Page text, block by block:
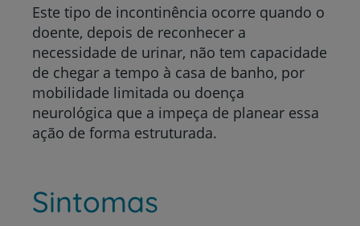
Este tipo de incontinência ocorre quando o
doente, depois de reconhecer a
necessidade de urinar, não tem capacidade
de chegar a tempo à casa de banho, por
mobilidade limitada ou doença
neurológica que a impeça de planear essa
ação de forma estruturada.
Sintomas